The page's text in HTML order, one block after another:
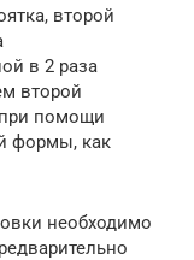
второй
в 2 раза
второй
помощи
формы, как
необходимо